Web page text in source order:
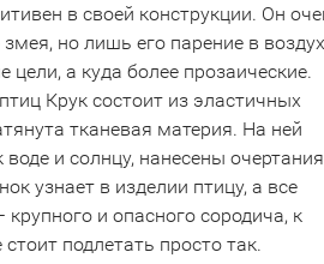
в своей конструкции. Он
но лишь его парение в
цели, а куда более прозаические.
Крук состоит из эластичных
тканевая материя. На ней
воде и солнцу, нанесены очертания
узнает в изделии птицу, а все
и опасного сородича, к
подлетать просто так.